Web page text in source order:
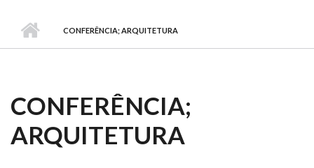
CONFERÊNCIA; ARQUITETURA
CONFERÊNCIA;
ARQUITETURA